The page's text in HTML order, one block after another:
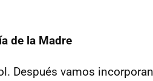
de la Madre
Después vamos